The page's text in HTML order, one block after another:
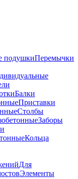
подушкиПеремычки
Балки
Приставки
Столбы
Заборы
Кольца
Для
Элементы